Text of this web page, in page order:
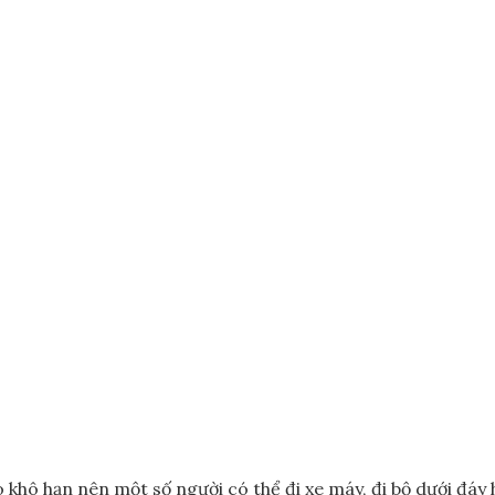
khô hạn nên một số người có thể đi xe máy, đi bộ dưới đáy